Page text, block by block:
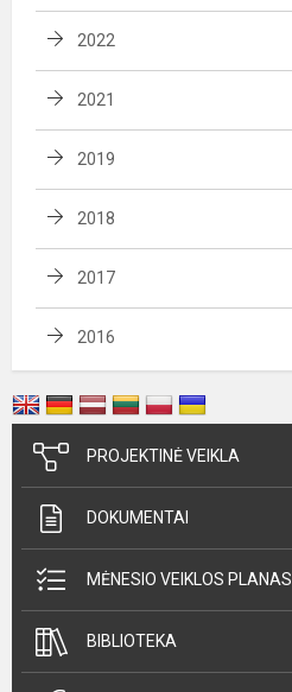
2022
2021
2019
2018
2017
2016
PROJEKTINĖ VEIKLA
DOKUMENTAI
MĖNESIO VEIKLOS PLANAS
BIBLIOTEKA